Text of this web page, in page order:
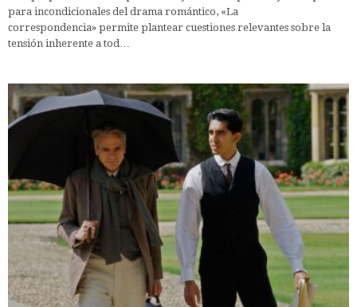
para incondicionales del drama romántico, «La
correspondencia» permite plantear cuestiones relevantes sobre la
tensión inherente a tod…